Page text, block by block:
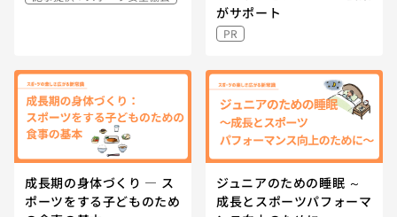
がサポート
PR
成長期の身体づくり — ス
ポーツをする子どものため
ジュニアのための睡眠 ～
成長とスポーツパフォーマ